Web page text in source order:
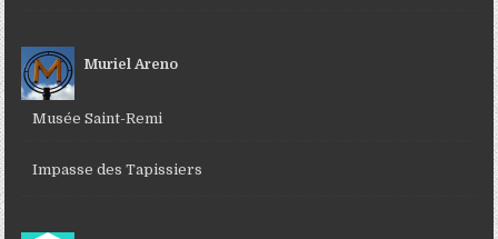
Muriel Areno
Musée Saint-Remi
Impasse des Tapissiers